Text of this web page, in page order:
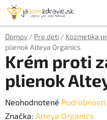
Prejsť
obsah
Domov / Pre deti / Kozmetika
plienok Alteya Organics
Krém proti
plienok
Priemerné
hodnotenie
Neohodnotené
Značka: Alteya Organics